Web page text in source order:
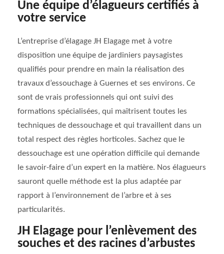
Une équipe d’élagueurs certifiés à
votre service
L’entreprise d’élagage JH Elagage met à votre
disposition une équipe de jardiniers paysagistes
qualifiés pour prendre en main la réalisation des
travaux d’essouchage à Guernes et ses environs. Ce
sont de vrais professionnels qui ont suivi des
formations spécialisées, qui maîtrisent toutes les
techniques de dessouchage et qui travaillent dans un
total respect des règles horticoles. Sachez que le
dessouchage est une opération difficile qui demande
le savoir-faire d’un expert en la matière. Nos élagueurs
sauront quelle méthode est la plus adaptée par
rapport à l’environnement de l’arbre et à ses
particularités.
JH Elagage pour l’enlèvement des
souches et des racines d’arbustes